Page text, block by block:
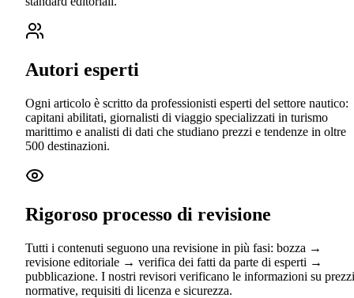
Autori esperti
Ogni articolo è scritto da professionisti esperti del settore nautico:
capitani abilitati, giornalisti di viaggio specializzati in turismo
marittimo e analisti di dati che studiano prezzi e tendenze in oltre
500 destinazioni.
Rigoroso processo di revisione
Tutti i contenuti seguono una revisione in più fasi: bozza →
revisione editoriale → verifica dei fatti da parte di esperti →
pubblicazione. I nostri revisori verificano le informazioni su
normative, requisiti di licenza e sicurezza.